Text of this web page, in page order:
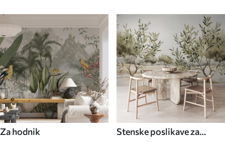
Za hodnik
Stenske poslikave za